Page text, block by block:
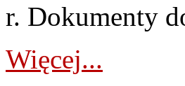
r. Dokumenty
Więcej...